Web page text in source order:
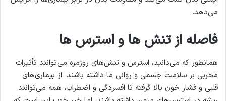
می‌دهد.
فاصله از تنش ها و استرس ها
همانطور که می‌دانید، استرس و تنش‌های روزمره می‌توانند تأثیرات
مخربی بر سلامت جسمی و روانی ما داشته باشند. از بیماری‌های
قلبی و فشار خون بالا گرفته تا افسردگی و اضطراب، همه می‌توانند